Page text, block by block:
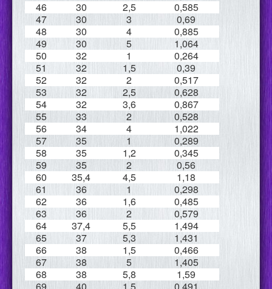
46
30 2,5
0,585
47
30 3
0,69
48
30 4
0,885
49
30 5
1,064
50
32 1
0,264
51
32 1,5
0,39
52
32 2
0,517
53
32 2,5
0,628
54
32 3,6
0,867
55
33 2
0,528
56
34 4
1,022
57
35 1
0,289
58
35 1,2
0,345
59
35 2
0,56
60
35,4 4,5
1,18
61
36 1
0,298
62
36 1,6
0,485
63
36 2
0,579
64
37,4 5,5
1,494
65
37 5,3
1,431
66
38 1,5
0,466
67
38 5
1,405
68
38 5,8
1,59